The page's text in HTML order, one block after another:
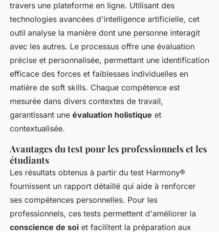
travers une plateforme en ligne. Utilisant des
technologies avancées d'intelligence artificielle, cet
outil analyse la manière dont une personne interagit
avec les autres. Le processus offre une évaluation
précise et personnalisée, permettant une identification
efficace des forces et faiblesses individuelles en
matière de soft skills. Chaque compétence est
mesurée dans divers contextes de travail,
garantissant une évaluation holistique et
contextualisée.
Avantages du test pour les professionnels et les
étudiants
Les résultats obtenus à partir du test Harmony®
fournissent un rapport détaillé qui aide à renforcer
ses compétences personnelles. Pour les
professionnels, ces tests permettent d'améliorer la
conscience de soi et facilitent la préparation aux